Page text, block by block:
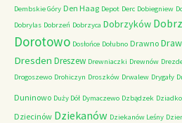
Dembskie Góry Den Haag Depot Derc Dobiegniew
Dobrylas Dobrzeń Dobrzyca Dobrzyków
Dorotowo Dosłońce Dołubno Drawno
Dresden Dreszew Drewniaczki Drewnów
Drogoszewo Drohiczyn Droszków Drwalew Drygały
Duninowo Duży Dół Dymaczewo Dzbądzek
Dziecinów Dziekanów Dziekanów Leśny